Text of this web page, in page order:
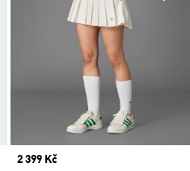
Price
2 399 Kč